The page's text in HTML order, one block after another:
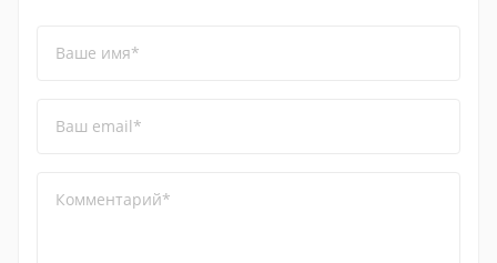
Ваше имя*
Ваш email*
Комментарий*